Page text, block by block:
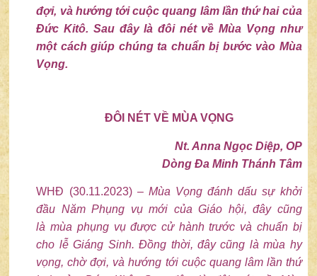
đợi, và hướng tới cuộc quang lâm lần thứ hai của
Đức Kitô. Sau đây là đôi nét về Mùa Vọng như
một cách giúp chúng ta chuẩn bị bước vào Mùa
Vọng.
ĐÔI NÉT VỀ MÙA VỌNG
Nt. Anna Ngọc Diệp, OP
Dòng Đa Minh Thánh Tâm
WHĐ (30.11.2023)– Mùa Vọng đánh dấu sự khởi
đầu Năm Phụng vụ mới của Giáo hội, đây cũng
làmùa phụng vụ được cử hànhtrước và chuẩn bị
cho lễ Giáng Sinh. Đồng thời, đây cũng là mùa hy
vọng,chờđợi, và hướng tới cuộc quang lâm lầnthứ